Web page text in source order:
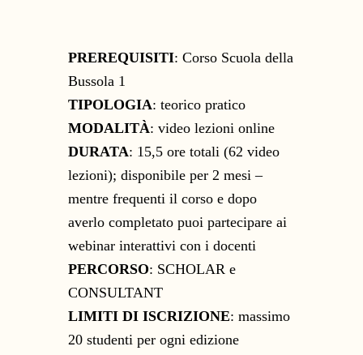
PREREQUISITI: Corso Scuola della
Bussola 1
TIPOLOGIA: teorico pratico
MODALITÀ: video lezioni online
DURATA: 15,5 ore totali (62 video
lezioni); disponibile per 2 mesi –
mentre frequenti il corso e dopo
averlo completato puoi partecipare ai
webinar interattivi con i docenti
PERCORSO: SCHOLAR e
CONSULTANT
LIMITI DI ISCRIZIONE: massimo
20 studenti per ogni edizione